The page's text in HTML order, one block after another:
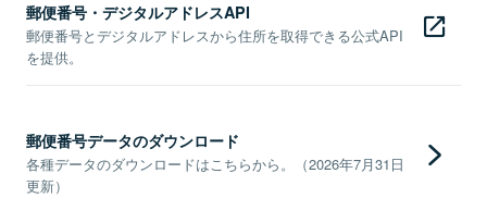
郵便番号・デジタルアドレスAPI
郵便番号とデジタルアドレスから住所を取得できる公式API
を提供。
郵便番号データのダウンロード
各種データのダウンロードはこちらから。（2026年7月31日
更新）